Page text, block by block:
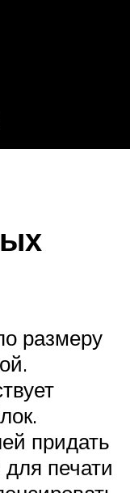
размеру
придать
печати